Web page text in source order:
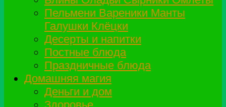
Пельмени Вареники Манты
Галушки Клёцки
Десерты и напитки
Постные блюда
Праздничные блюда
Домашняя магия
Деньги и дом